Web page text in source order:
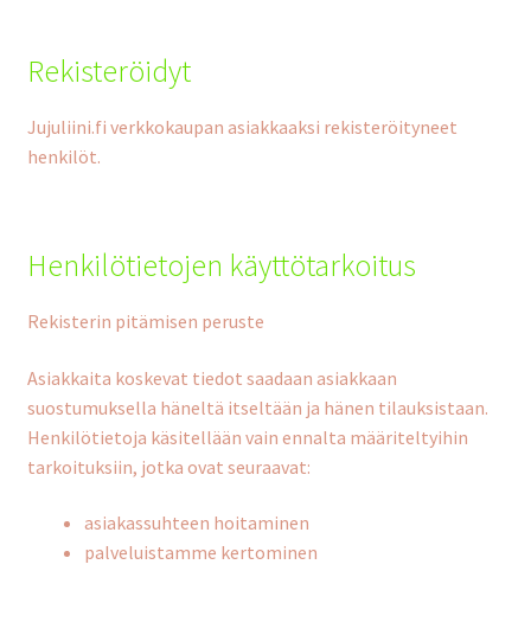
Rekisteröidyt
Jujuliini.fi verkkokaupan asiakkaaksi rekisteröityneet
henkilöt.
Henkilötietojen käyttötarkoitus
Rekisterin pitämisen peruste
Asiakkaita koskevat tiedot saadaan asiakkaan
suostumuksella häneltä itseltään ja hänen tilauksistaan.
Henkilötietoja käsitellään vain ennalta määriteltyihin
tarkoituksiin, jotka ovat seuraavat:
asiakassuhteen hoitaminen
palveluistamme kertominen